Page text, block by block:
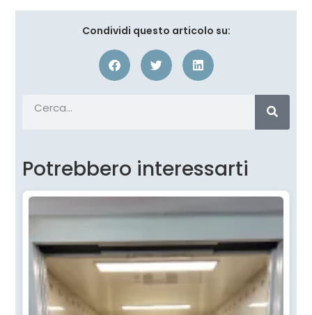
Condividi questo articolo su:
Potrebbero interessarti